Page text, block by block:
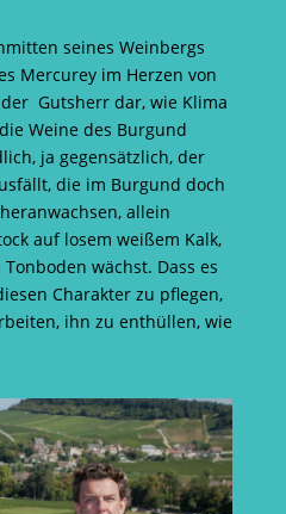
seines Weinbergs
Mercurey im Herzen von
Gutsherr dar, wie Klima
Weine des Burgund
ja gegensätzlich, der
die im Burgund doch
allein
auf losem weißem Kalk,
wächst. Dass es
Charakter zu pflegen,
ihn zu enthüllen, wie